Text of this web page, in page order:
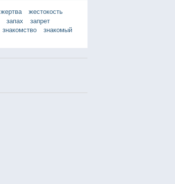
жертва
жестокость
запах
запрет
знакомство
знакомый